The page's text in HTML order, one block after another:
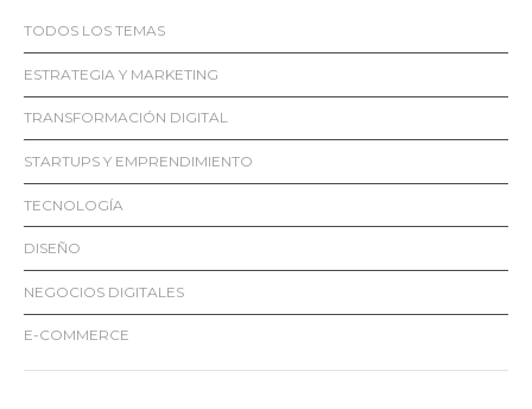
TODOS LOS TEMAS
ESTRATEGIA Y MARKETING
TRANSFORMACIÓN DIGITAL
STARTUPS Y EMPRENDIMIENTO
TECNOLOGÍA
DISEÑO
NEGOCIOS DIGITALES
E-COMMERCE